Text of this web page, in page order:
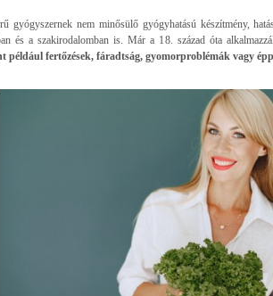
gyógyszernek nem minősülő gyógyhatású készítmény,
és a szakirodalomban is. Már a 18. század óta
például fertőzések, fáradtság, gyomorproblémák vagy épp